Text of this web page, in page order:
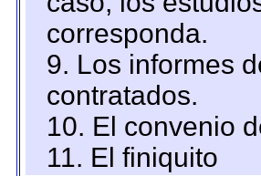
corresponda.
9. Los informes
contratados.
10. El convenio
11. El finiquito